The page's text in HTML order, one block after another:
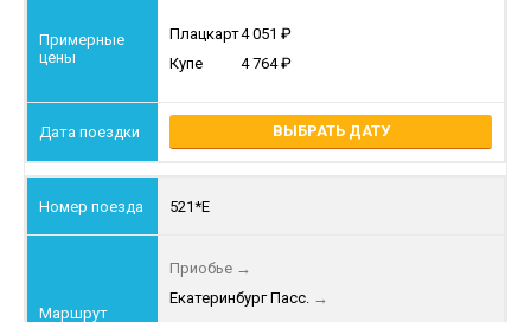
Плацкарт4 051
Купе
4 764
ВЫБРАТЬ ДАТУ
521*Е
Приобье →
Екатеринбург Пасс. →